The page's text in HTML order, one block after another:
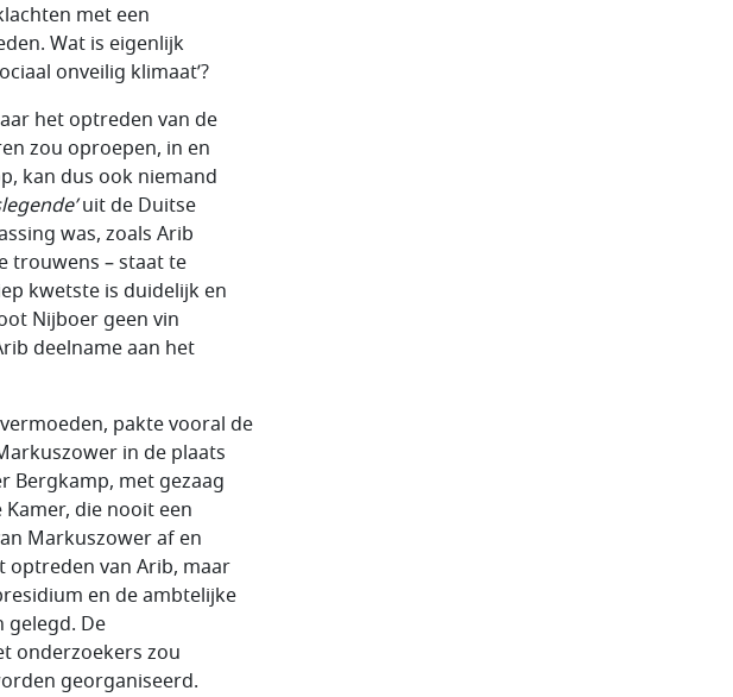
met een
Wat is eigenlijk
onveilig klimaat’?
het optreden van de
zou oproepen, in en
kan dus ook niemand
uit de Duitse
was, zoals Arib
trouwens – staat te
kwetste is duidelijk en
Nijboer geen vin
deelname aan het
pakte vooral de
in de plaats
Bergkamp, met gezaag
die nooit een
Markuszower af en
optreden van Arib, maar
en de ambtelijke
De
onderzoekers zou
georganiseerd.